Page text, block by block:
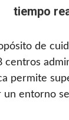
tiempo
de
centros
permite
un entorno